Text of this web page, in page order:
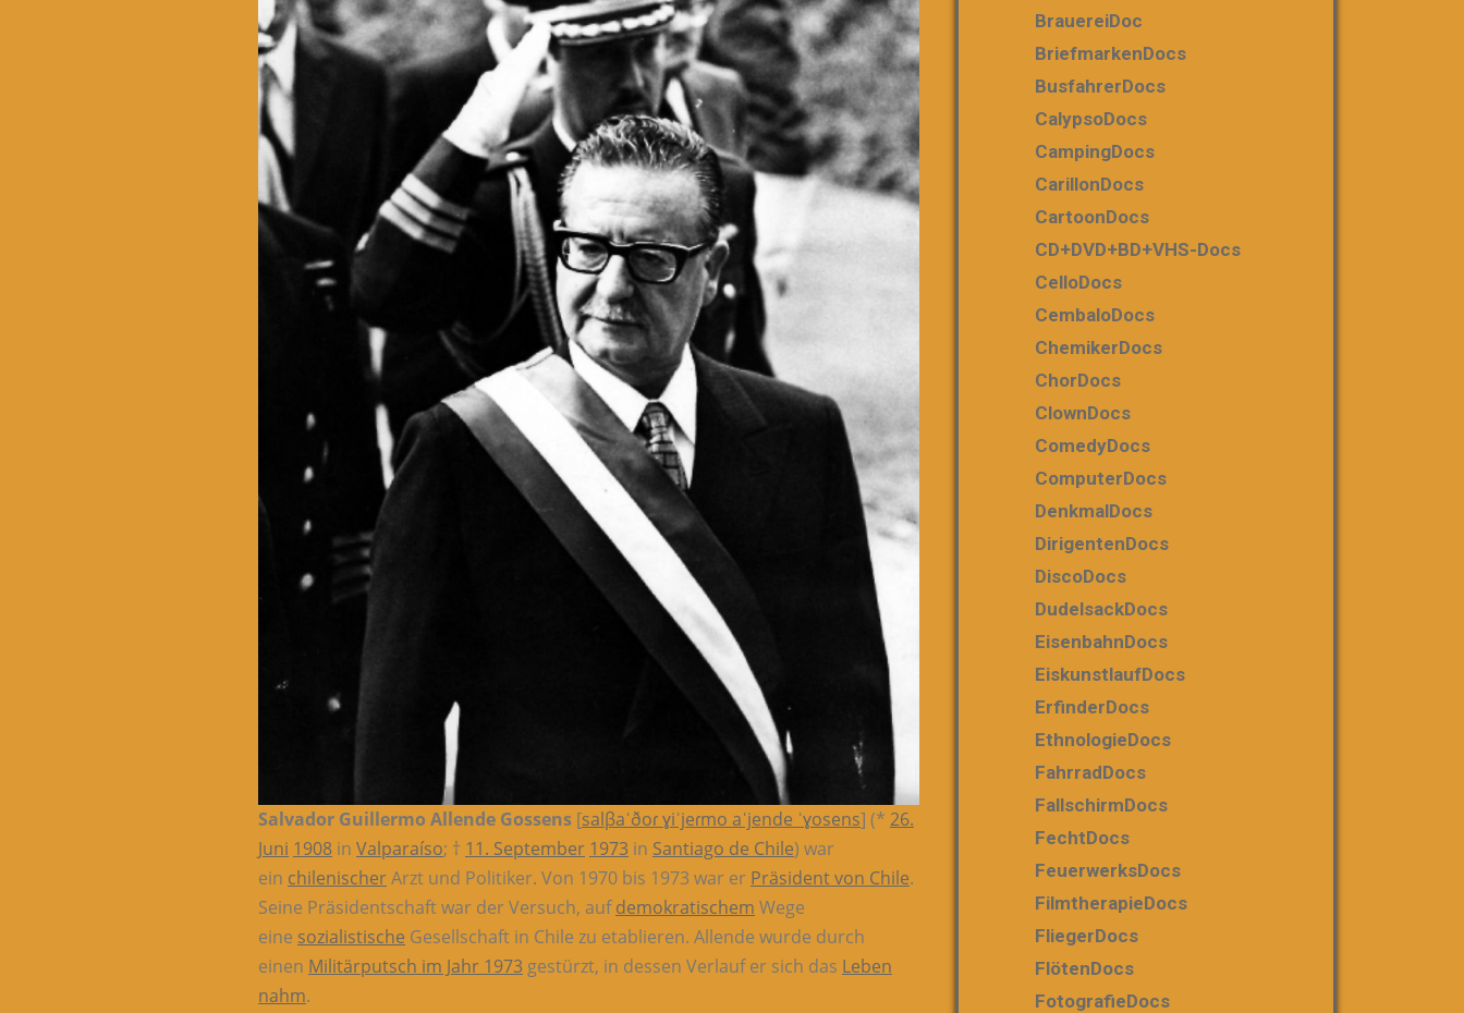
Salvador Guillermo Allende Gossens [salβaˈðoɾ ɣiˈjeɾmo aˈjende ˈɣosens] (* 26.
Juni 1908 in Valparaíso; † 11. September 1973 in Santiago de Chile) war
ein chilenischerArzt und Politiker. Von 1970 bis 1973 war er Präsident von Chile.
Seine Präsidentschaft war der Versuch, aufdemokratischem Wege
eine sozialistische Gesellschaft in Chile zu etablieren. Allende wurde durch
einen Militärputsch im Jahr 1973 gestürzt, in dessen Verlauf er sich das Leben
nahm.
BrauereiDoc
BriefmarkenDocs
BusfahrerDocs
CalypsoDocs
CampingDocs
CarillonDocs
CartoonDocs
CD+DVD+BD+VHS-Docs
CelloDocs
CembaloDocs
ChemikerDocs
ChorDocs
ClownDocs
ComedyDocs
ComputerDocs
DenkmalDocs
DirigentenDocs
DiscoDocs
DudelsackDocs
EisenbahnDocs
EiskunstlaufDocs
ErfinderDocs
EthnologieDocs
FahrradDocs
FallschirmDocs
FechtDocs
FeuerwerksDocs
FilmtherapieDocs
FliegerDocs
FlötenDocs
FotografieDocs